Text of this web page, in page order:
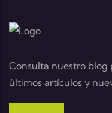
Consulta nuestro blog
últimos artículos y